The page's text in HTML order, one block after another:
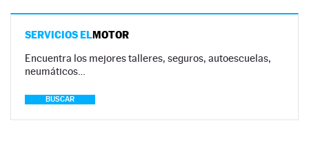
SERVICIOS ELMOTOR
Encuentra los mejores talleres, seguros, autoescuelas,
neumáticos…
BUSCAR